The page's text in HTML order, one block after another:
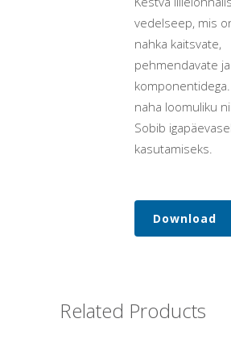
vedelseep, mis
nahka kaitsvate,
pehmendavate
naha loomuliku
Sobib
kasutamiseks.
Download
Related Products